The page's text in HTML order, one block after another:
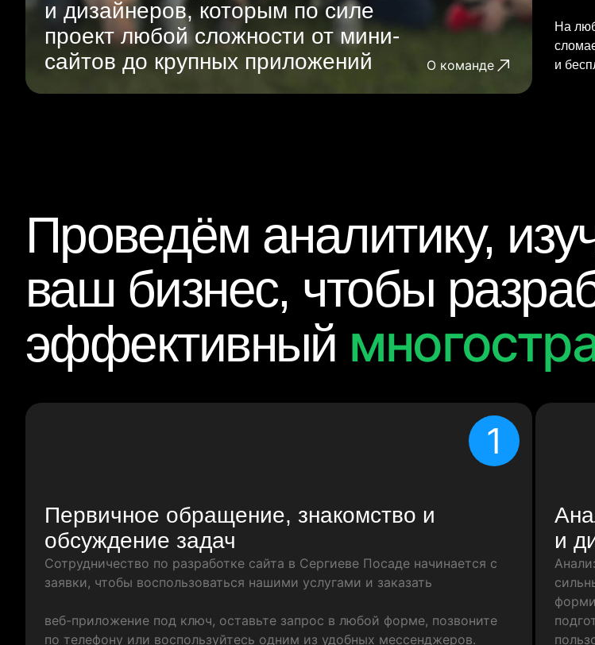
и дизайнеров, которым по силе
проект любой сложности от мини-
сайтов до крупных приложений
О команде
На
и
Проведём аналитику,
ваш бизнес, чтобы
эффективный
1
Первичное обращение, знакомство и
обсуждение задач
Сотрудничество по разработке сайта в Сергиеве Посаде начинается с
заявки, чтобы воспользоваться нашими услугами и заказать
веб-приложение под ключ, оставьте запрос в любой форме, позвоните
по телефону или воспользуйтесь одним из удобных мессенджеров.
и